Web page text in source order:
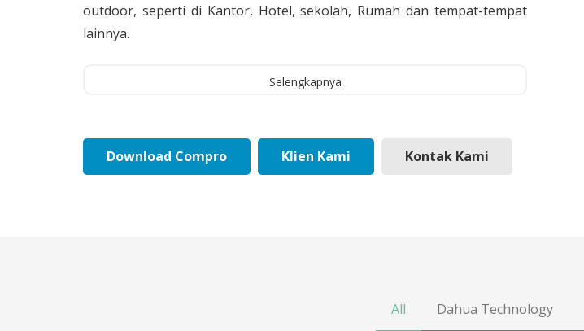
outdoor, seperti di Kantor, Hotel, sekolah, Rumah dan tempat-tempat
lainnya.
Selengkapnya
Download Compro Klien Kami Kontak Kami
All Dahua Technology